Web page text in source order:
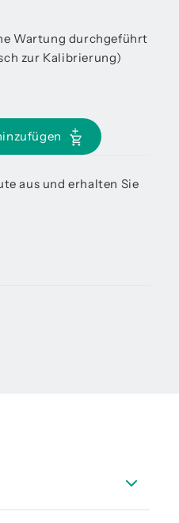
Wartung durchgeführt
zur Kalibrierung)
aus und erhalten Sie